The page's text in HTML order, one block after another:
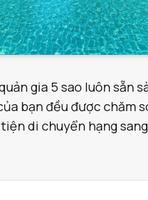
gia 5 sao luôn sẵn
bạn đều được chăm
di chuyển hạng